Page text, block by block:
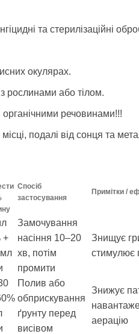
та стерилізаційні
окулярах.
рослинами або тілом.
речовинами!!!
подалі від сонця та
Спосіб
застосування
Примітки /
+
Замочування
насіння 10–20
хв, потім
промити
Знищує
стимулює
Полив або
обприскування
ґрунту перед
висівом
Знижує
аерацію